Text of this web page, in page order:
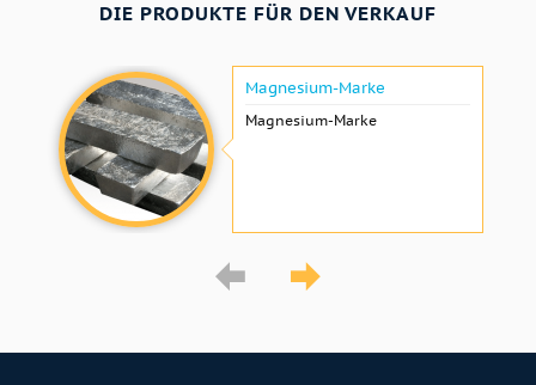
DIE PRODUKTE FÜR DEN VERKAUF
Magnesium-Marke
Magnesium-Marke